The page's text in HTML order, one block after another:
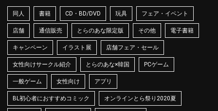
同人 書籍 CD・BD/DVD 玩具 フェア・イベント
店舗 通信販売 とらのあな限定版 その他 電子書籍
キャンペーン イラスト展 店舗フェア・セール
女性向けサークル紹介 とらのあな×韓国 PCゲーム
一般ゲーム 女性向け アプリ
BL初心者におすすめコミック オンラインとら祭り2020夏